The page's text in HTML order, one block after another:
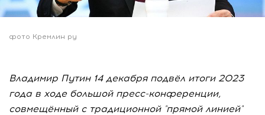
фото Кремлин ру
Владимир Путин 14 декабря подвёл итоги 2023
года в ходе большой пресс-конференции,
совмещённый с традиционной "прямой линией"